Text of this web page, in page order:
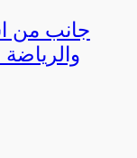
جانب من